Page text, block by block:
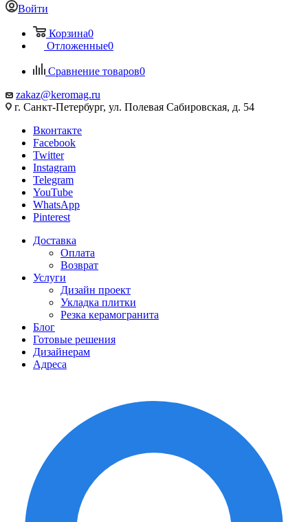
Войти
Корзина0
Отложенные0
Сравнение товаров0
zakaz@keromag.ru
г. Санкт-Петербург, ул. Полевая Сабировская, д. 54
Вконтакте
Facebook
Twitter
Instagram
Telegram
YouTube
WhatsApp
Pinterest
Доставка
Оплата
Возврат
Услуги
Дизайн проект
Укладка плитки
Резка керамогранита
Блог
Готовые решения
Дизайнерам
Адреса